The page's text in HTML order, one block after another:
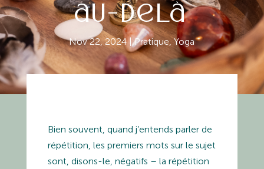
au-delà
Nov 22, 2024|Pratique,Yoga
Bien souvent, quand j’entends parler de
répétition, les premiers mots sur le sujet
sont, disons-le, négatifs – la répétition